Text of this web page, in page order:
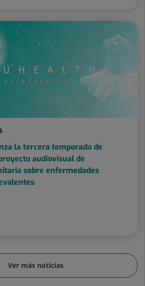
la tercera temporada de
audiovisual de
sobre enfermedades
Ver más noticias